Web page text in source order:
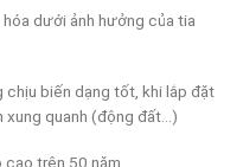
dưới ảnh hưởng của tia
chịu biến dạng tốt, khi lắp đặt
quanh (động đất…)
cao trên 50 năm